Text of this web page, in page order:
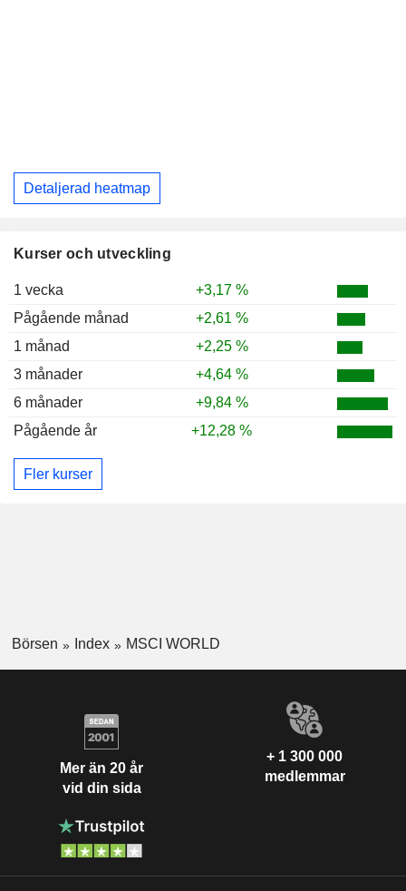
Detaljerad heatmap
Kurser och utveckling
1 vecka
+3,17 %
Pågående månad
+2,61 %
1 månad
+2,25 %
3 månader
+4,64 %
6 månader
+9,84 %
Pågående år
+12,28 %
Fler kurser
Börsen Index MSCI WORLD
Mer än 20 år
vid din sida
+ 1 300 000
medlemmar